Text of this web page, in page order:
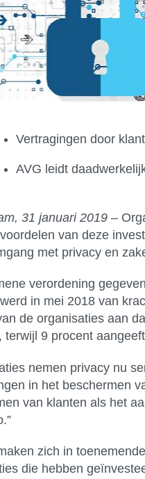
Vertragingen door
AVG leidt
31 januari 2019 –
van deze
met privacy en
verordening
in mei 2018 van
de organisaties aan
terwijl 9 procent
nemen privacy nu
in het beschermen
van klanten als het
zich in
die hebben